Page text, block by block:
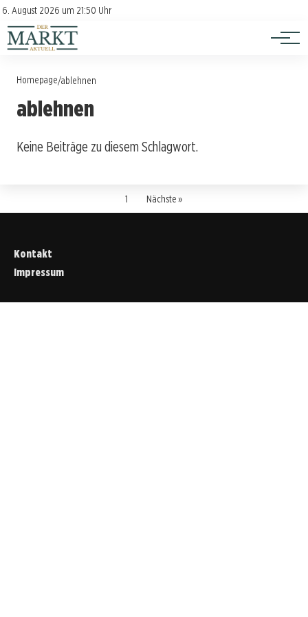
6. August 2026 um 21:50 Uhr
Kontakt
Impressum
Investition
Verbraucherschutz
Homepage/ablehnen
ablehnen
Keine Beiträge zu diesem Schlagwort.
1 Nächste »
Kontakt
Impressum